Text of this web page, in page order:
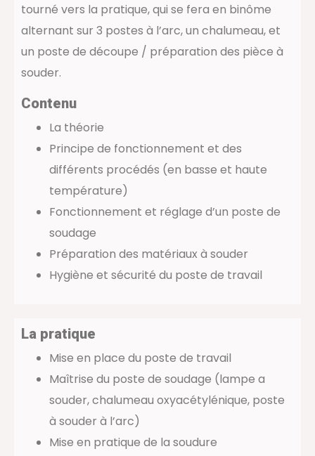
tourné vers la pratique, qui se fera en binôme
alternant sur 3 postes à l’arc, un chalumeau, et
un poste de découpe / préparation des pièce à
souder.
Contenu
La théorie
Principe de fonctionnement et des
différents procédés (en basse et haute
température)
Fonctionnement et réglage d’un poste de
soudage
Préparation des matériaux à souder
Hygiène et sécurité du poste de travail
La pratique
Mise en place du poste de travail
Maîtrise du poste de soudage (lampe a
souder, chalumeau oxyacétylénique, poste
à souder à l’arc)
Mise en pratique de la soudure